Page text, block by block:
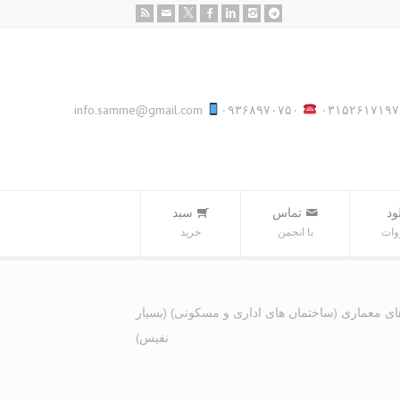
info.samme@gmail.com ۰۹۳۶۸۹۷۰۷۵۰ ۰۳۱۵۲۶۱۷۱۹۷
تماس
با انجمن
سبد‌
خرید
معماری (ساختمان های اداری و مسکونی) (بسیار
نفیس)